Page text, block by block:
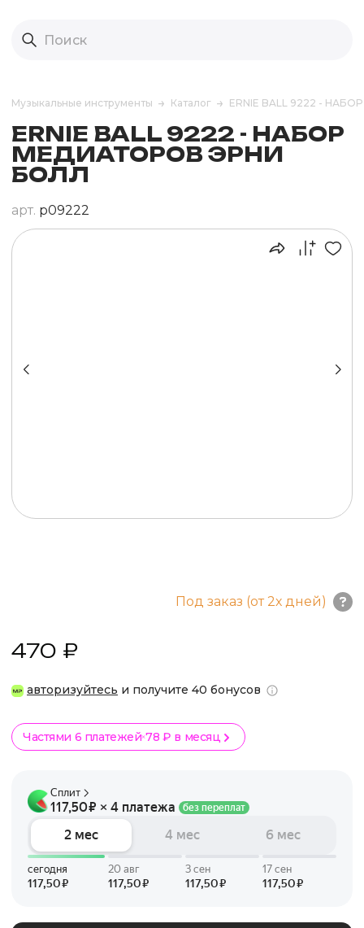
Музыкальные инструменты Каталог ERNIE BALL 9222 -
ERNIE BALL 9222 - НАБОР
МЕДИАТОРОВ ЭРНИ
БОЛЛ
арт. p09222
Под заказ (от 2х дней)
470 ₽
авторизуйтесь и получите 40 бонусов
Частями 6 платежей 78 ₽ в месяц